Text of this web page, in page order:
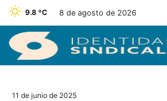
9.8 ºC 8 de agosto de 2026
11 de junio de 2025